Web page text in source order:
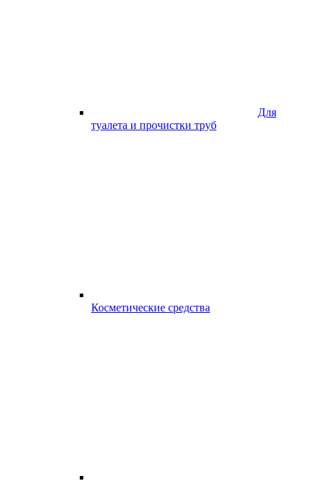
Для
туалета и прочистки труб
Косметические средства